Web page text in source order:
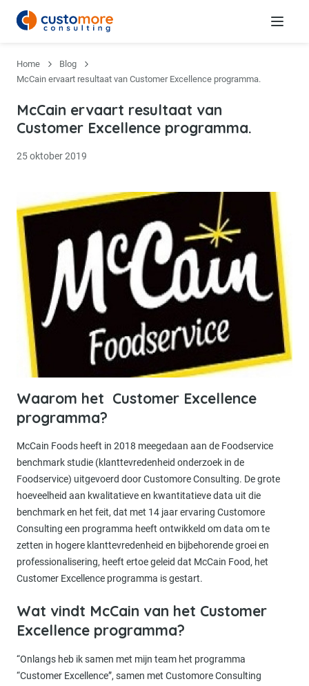
Menu
Home
Blog
McCain ervaart resultaat van Customer Excellence programma.
McCain ervaart resultaat van
Customer Excellence programma.
25 oktober 2019
Waarom het Customer Excellence
programma?
McCain Foods heeft in 2018 meegedaan aan de Foodservice
benchmark studie (klanttevredenheid onderzoek in de
Foodservice) uitgevoerd door Customore Consulting. De grote
hoeveelheid aan kwalitatieve en kwantitatieve data uit die
benchmark en het feit, dat met 14 jaar ervaring Customore
Consulting een programma heeft ontwikkeld om data om te
zetten in hogere klanttevredenheid en bijbehorende groei en
professionalisering, heeft ertoe geleid dat McCain Food, het
Customer Excellence programma is gestart.
Wat vindt McCain van het Customer
Excellence programma?
“Onlangs heb ik samen met mijn team het programma
“Customer Excellence”, samen met Customore Consulting